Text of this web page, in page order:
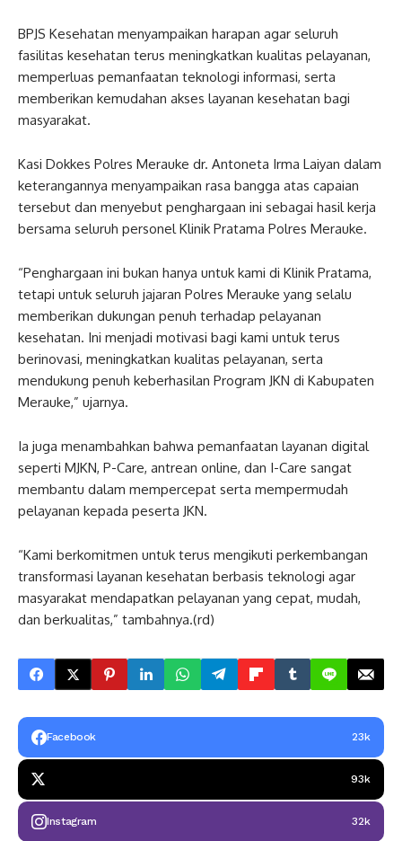
BPJS Kesehatan menyampaikan harapan agar seluruh
fasilitas kesehatan terus meningkatkan kualitas pelayanan,
memperluas pemanfaatan teknologi informasi, serta
memberikan kemudahan akses layanan kesehatan bagi
masyarakat.
Kasi Dokkes Polres Merauke dr. Antoneta Irma Laiyan dalam
keterangannya menyampaikan rasa bangga atas capaian
tersebut dan menyebut penghargaan ini sebagai hasil kerja
bersama seluruh personel Klinik Pratama Polres Merauke.
“Penghargaan ini bukan hanya untuk kami di Klinik Pratama,
tetapi untuk seluruh jajaran Polres Merauke yang selalu
memberikan dukungan penuh terhadap pelayanan
kesehatan. Ini menjadi motivasi bagi kami untuk terus
berinovasi, meningkatkan kualitas pelayanan, serta
mendukung penuh keberhasilan Program JKN di Kabupaten
Merauke,” ujarnya.
Ia juga menambahkan bahwa pemanfaatan layanan digital
seperti MJKN, P-Care, antrean online, dan I-Care sangat
membantu dalam mempercepat serta mempermudah
pelayanan kepada peserta JKN.
“Kami berkomitmen untuk terus mengikuti perkembangan
transformasi layanan kesehatan berbasis teknologi agar
masyarakat mendapatkan pelayanan yang cepat, mudah,
dan berkualitas,” tambahnya.(rd)
Facebook 23k
93k
Instagram 32k